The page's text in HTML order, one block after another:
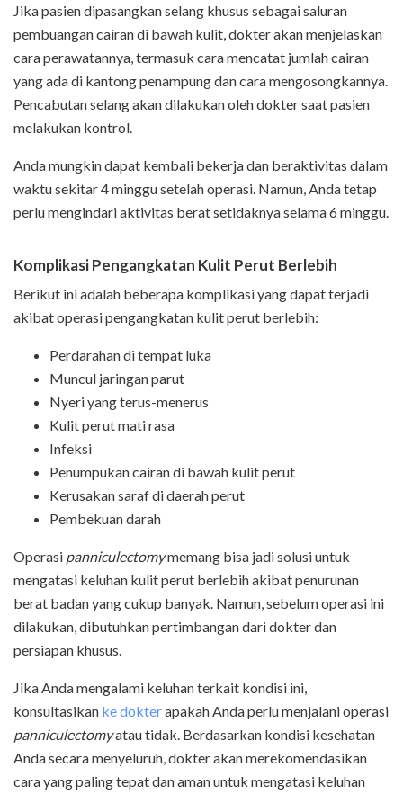
Jika pasien dipasangkan selang khusus sebagai saluran
pembuangan cairan di bawah kulit, dokter akan menjelaskan
cara perawatannya, termasuk cara mencatat jumlah cairan
yang ada di kantong penampung dan cara mengosongkannya.
Pencabutan selang akan dilakukan oleh dokter saat pasien
melakukan kontrol.
Anda mungkin dapat kembali bekerja dan beraktivitas dalam
waktu sekitar 4 minggu setelah operasi. Namun, Anda tetap
perlu mengindari aktivitas berat setidaknya selama 6 minggu.
Komplikasi Pengangkatan Kulit Perut Berlebih
Berikut ini adalah beberapa komplikasi yang dapat terjadi
akibat operasi pengangkatan kulit perut berlebih:
Perdarahan di tempat luka
Muncul jaringan parut
Nyeri yang terus-menerus
Kulit perut mati rasa
Infeksi
Penumpukan cairan di bawah kulit perut
Kerusakan saraf di daerah perut
Pembekuan darah
Operasi panniculectomymemang bisa jadi solusi untuk
mengatasi keluhan kulit perut berlebih akibat penurunan
berat badan yang cukup banyak. Namun, sebelum operasi ini
dilakukan, dibutuhkan pertimbangan dari dokter dan
persiapan khusus.
Jika Anda mengalami keluhan terkait kondisi ini,
konsultasikan ke dokterapakah Anda perlu menjalani operasi
panniculectomyatau tidak. Berdasarkan kondisi kesehatan
Anda secara menyeluruh, dokter akan merekomendasikan
cara yang paling tepat dan aman untuk mengatasi keluhan